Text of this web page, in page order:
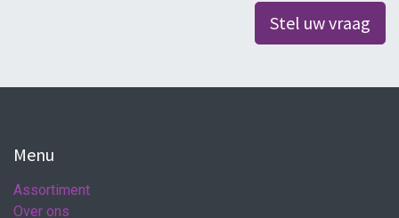
Stel uw vraag
Menu
Assortiment
Over ons